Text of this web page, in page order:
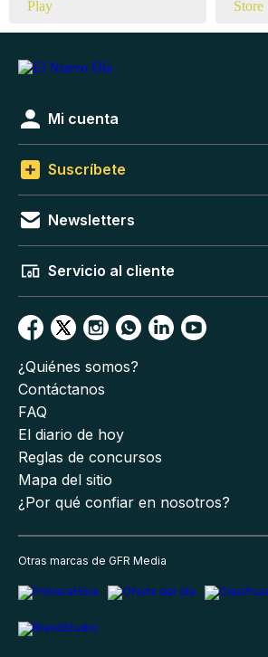
Mi cuenta
Suscríbete
Newsletters
Servicio al cliente
¿Quiénes somos?
Contáctanos
FAQ
El diario de hoy
Reglas de concursos
Mapa del sitio
¿Por qué confiar en nosotros?
Otras marcas de GFR Media